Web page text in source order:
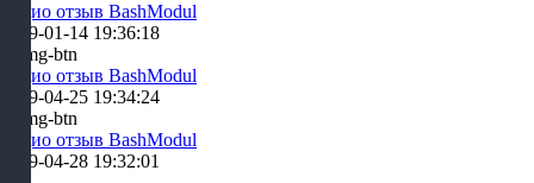
Аудио отзыв BashModul
2019-01-14 19:36:18
Аудио отзыв BashModul
2019-04-25 19:34:24
Аудио отзыв BashModul
2019-04-28 19:32:01